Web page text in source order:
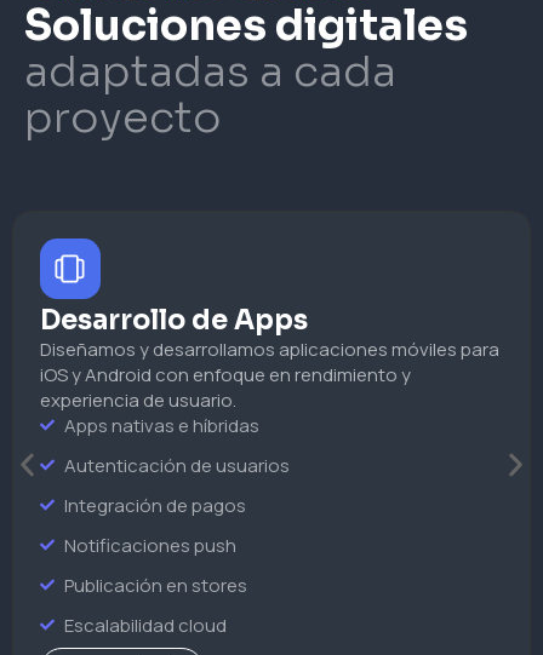
Soluciones digitales
adaptadas a cada
proyecto
Desarrollo de Apps
Diseñamos y desarrollamos aplicaciones móviles para
iOS y Android con enfoque en rendimiento y
experiencia de usuario.
Apps nativas e híbridas
Autenticación de usuarios
Integración de pagos
Notificaciones push
Publicación en stores
Escalabilidad cloud